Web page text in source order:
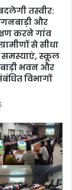
तस्वीर:
और
करने गांव
से सीधा
समस्याएं, स्कूल
भवन और
विभागों